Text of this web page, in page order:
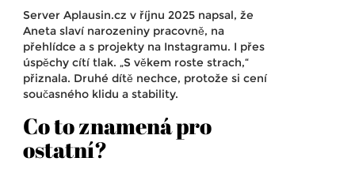
Server Aplausin.cz v říjnu 2025 napsal, že
Aneta slaví narozeniny pracovně, na
přehlídce a s projekty na Instagramu. I přes
úspěchy cítí tlak. „S věkem roste strach,“
přiznala. Druhé dítě nechce, protože si cení
současného klidu a stability.
Co to znamená pro
ostatní?